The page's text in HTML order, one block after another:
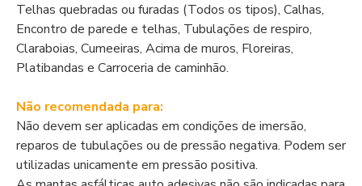
Telhas quebradas ou furadas (Todos os tipos), Calhas,
Encontro de parede e telhas, Tubulações de respiro,
Claraboias, Cumeeiras, Acima de muros, Floreiras,
Platibandas e Carroceria de caminhão.
Não recomendada para:
Não devem ser aplicadas em condições de imersão,
reparos de tubulações ou de pressão negativa. Podem ser
utilizadas unicamente em pressão positiva.